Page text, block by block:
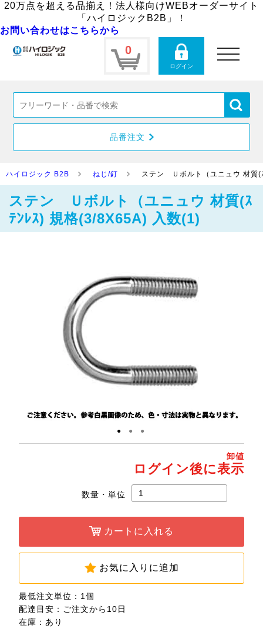
20万点を超える品揃え！法人様向けWEBオーダーサイト
「ハイロジックB2B」！
お問い合わせはこちらから
0
ログイン
toggle
navigation
品番注文
ハイロジック B2B ねじ/釘 ステン Ｕボルト（ユニュウ 材質
ステン Ｕボルト（ユニュウ 材質(ｽ
ﾃﾝﾚｽ) 規格(3/8X65A) 入数(1)
● ● ●
卸値
ログイン後に表示
数量・単位
カートに入れる
お気に入りに追加
最低注文単位：1個
配達目安：ご注文から10日
在庫：あり